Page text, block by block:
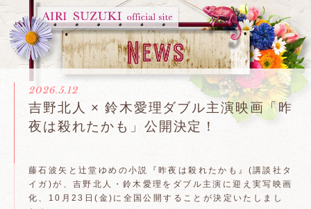
2026.5.12
吉野北人 × 鈴木愛理ダブル主演映画「昨
夜は殺れたかも」公開決定！
藤石波矢と辻堂ゆめの小説『昨夜は殺れたかも』(講談社タ
イガ)が、吉野北人・鈴木愛理をダブル主演に迎え実写映画
化、10月23日(金)に全国公開することが決定いたしまし